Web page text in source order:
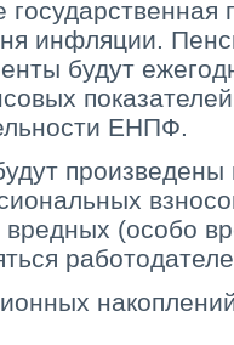
инфляции.
будут
ЕНПФ.
произведены
(особо